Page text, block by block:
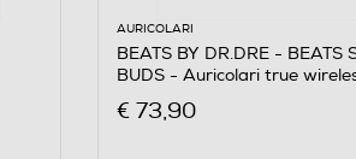
AURICOLARI
BEATS BY DR.DRE - BEATS
BUDS - Auricolari true
€ 73,90